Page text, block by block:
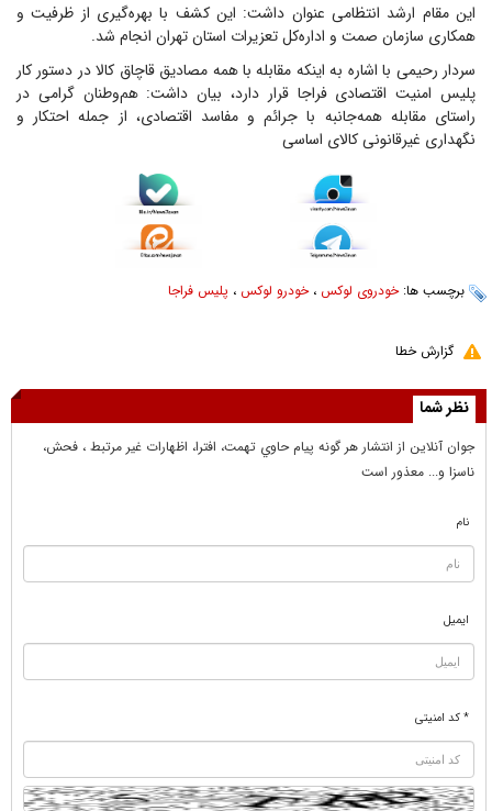
این مقام ارشد انتظامی عنوان داشت: این کشف با بهره‌گیری از ظرفیت و
همکاری سازمان صمت و اداره‌کل تعزیرات استان تهران انجام شد.
سردار رحیمی با اشاره به اینکه مقابله با همه مصادیق قاچاق کالا در دستور کار
پلیس امنیت اقتصادی فراجا قرار دارد، بیان داشت: هم‌وطنان گرامی در
راستای مقابله همه‌جانبه با جرائم و مفاسد اقتصادی، از جمله احتکار و
نگهداری غیرقانونی کالای اساسی
برچسب ها:خودروی لوکس ،خودرو لوکس ، پلیس فراجا
گزارش خطا
نظر شما
جوان آنلاين از انتشار هر گونه پيام حاوي تهمت، افترا، اظهارات غير مرتبط ، فحش،
ناسزا و... معذور است
نام
ایمیل
* کد امنیتی